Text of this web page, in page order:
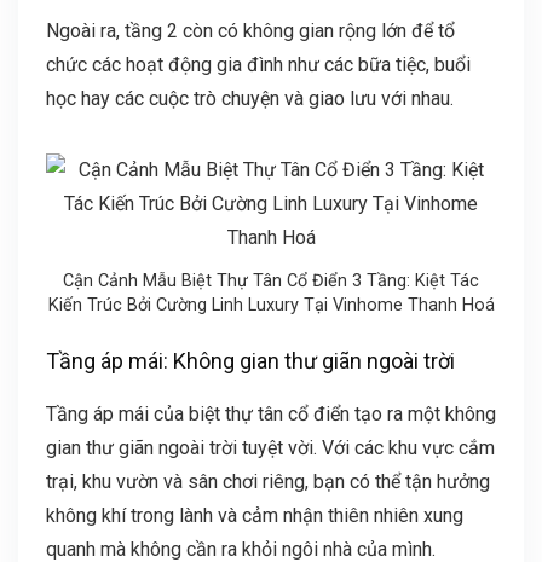
Ngoài ra, tầng 2 còn có không gian rộng lớn để tổ
chức các hoạt động gia đình như các bữa tiệc, buổi
học hay các cuộc trò chuyện và giao lưu với nhau.
Cận Cảnh Mẫu Biệt Thự Tân Cổ Điển 3 Tầng: Kiệt Tác
Kiến Trúc Bởi Cường Linh Luxury Tại Vinhome Thanh Hoá
Tầng áp mái: Không gian thư giãn ngoài trời
Tầng áp mái của biệt thự tân cổ điển tạo ra một không
gian thư giãn ngoài trời tuyệt vời. Với các khu vực cắm
trại, khu vườn và sân chơi riêng, bạn có thể tận hưởng
không khí trong lành và cảm nhận thiên nhiên xung
quanh mà không cần ra khỏi ngôi nhà của mình.